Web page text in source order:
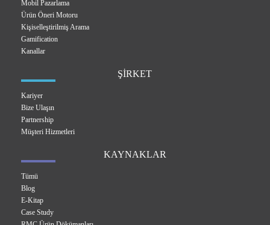
Mobil Pazarlama
Ürün Öneri Motoru
Kişiselleştirilmiş Arama
Gamification
Kanallar
ŞİRKET
Kariyer
Bize Ulaşın
Partnership
Müşteri Hizmetleri
KAYNAKLAR
Tümü
Blog
E-Kitap
Case Study